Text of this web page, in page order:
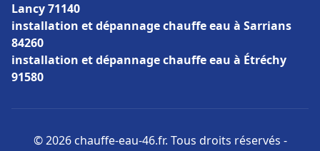
Lancy 71140
installation et dépannage chauffe eau à Sarrians
84260
installation et dépannage chauffe eau à Étréchy
91580
© 2026 chauffe-eau-46.fr. Tous droits réservés -